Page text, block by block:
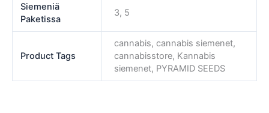
Siemeniä
Paketissa
3, 5
Product Tags
cannabis, cannabis siemenet,
cannabisstore, Kannabis
siemenet, PYRAMID SEEDS